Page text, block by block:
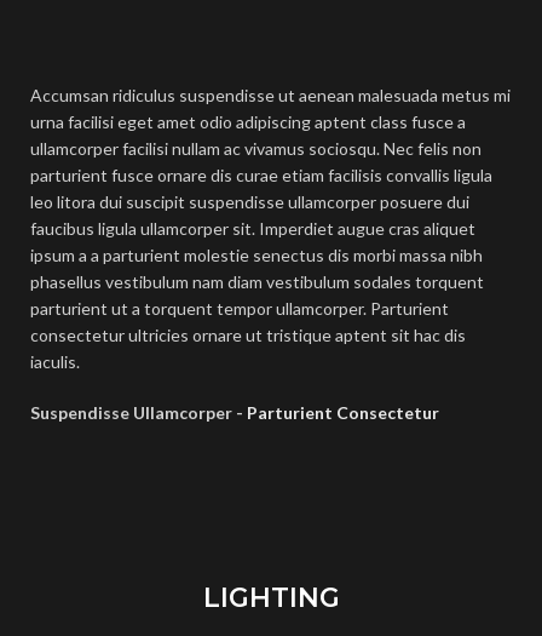
Accumsan ridiculus suspendisse ut aenean malesuada metus mi
urna facilisi eget amet odio adipiscing aptent class fusce a
ullamcorper facilisi nullam ac vivamus sociosqu. Nec felis non
parturient fusce ornare dis curae etiam facilisis convallis ligula
leo litora dui suscipit suspendisse ullamcorper posuere dui
faucibus ligula ullamcorper sit. Imperdiet augue cras aliquet
ipsum a a parturient molestie senectus dis morbi massa nibh
phasellus vestibulum nam diam vestibulum sodales torquent
parturient ut a torquent tempor ullamcorper. Parturient
consectetur ultricies ornare ut tristique aptent sit hac dis
iaculis.
Suspendisse Ullamcorper - Parturient Consectetur
LIGHTING